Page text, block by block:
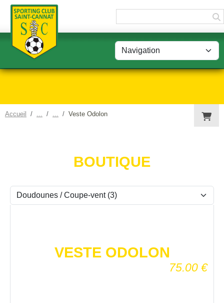
Accueil Veste Odolon
BOUTIQUE
VESTE ODOLON
75.00 €
Panneau de gestion des cookies